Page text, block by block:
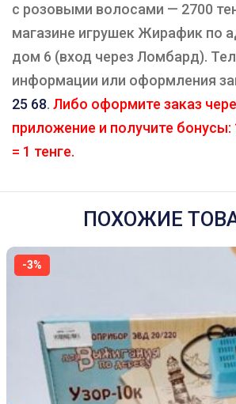
с розовыми волосами — 2700
магазине игрушек Жирафик по
дом 6 (вход через Ломбард).
информации или оформления
25 68. Либо оформите заказ
приложение и получите бонусы:
= 1 тенге.
ПОХОЖИЕ
-3%